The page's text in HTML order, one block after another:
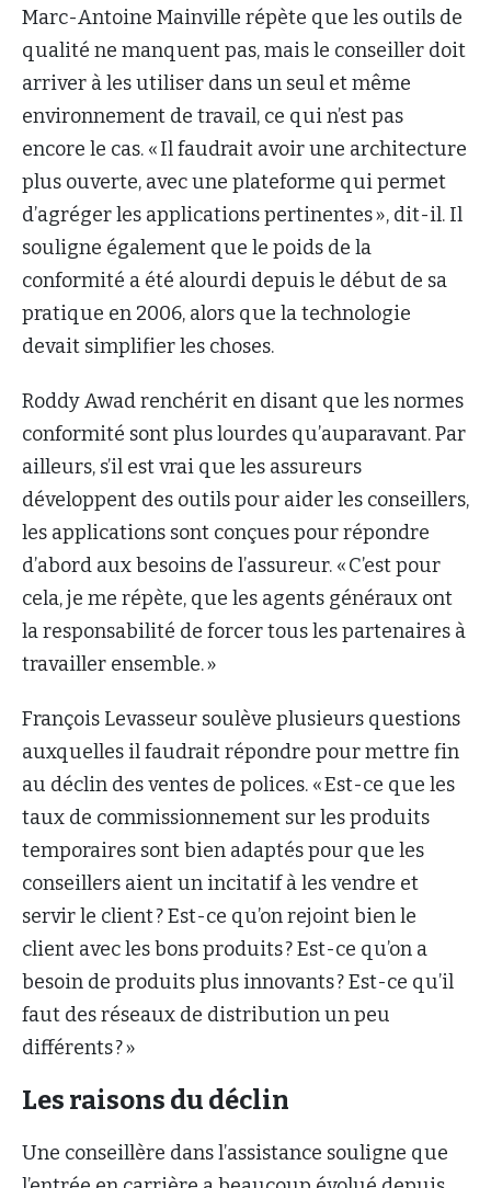
Marc-Antoine Mainville répète que les outils de
qualité ne manquent pas, mais le conseiller doit
arriver à les utiliser dans un seul et même
environnement de travail, ce qui n’est pas
encore le cas. « Il faudrait avoir une architecture
plus ouverte, avec une plateforme qui permet
d’agréger les applications pertinentes », dit-il. Il
souligne également que le poids de la
conformité a été alourdi depuis le début de sa
pratique en 2006, alors que la technologie
devait simplifier les choses.
Roddy Awad renchérit en disant que les normes
conformité sont plus lourdes qu’auparavant. Par
ailleurs, s’il est vrai que les assureurs
développent des outils pour aider les conseillers,
les applications sont conçues pour répondre
d’abord aux besoins de l’assureur. « C’est pour
cela, je me répète, que les agents généraux ont
la responsabilité de forcer tous les partenaires à
travailler ensemble. »
François Levasseur soulève plusieurs questions
auxquelles il faudrait répondre pour mettre fin
au déclin des ventes de polices. « Est-ce que les
taux de commissionnement sur les produits
temporaires sont bien adaptés pour que les
conseillers aient un incitatif à les vendre et
servir le client ? Est-ce qu’on rejoint bien le
client avec les bons produits ? Est-ce qu’on a
besoin de produits plus innovants ? Est-ce qu’il
faut des réseaux de distribution un peu
différents ? »
Les raisons du déclin
Une conseillère dans l’assistance souligne que